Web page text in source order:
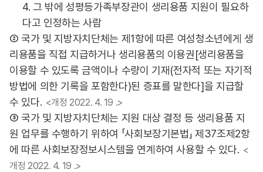
4. 그 밖에 성평등가족부장관이 생리용품 지원이 필요하
다고 인정하는 사람
② 국가 및 지방자치단체는 제1항에 따른 여성청소년에게 생
리용품을 직접 지급하거나 생리용품의 이용권[생리용품을
이용할 수 있도록 금액이나 수량이 기재(전자적 또는 자기적
방법에 의한 기록을 포함한다)된 증표를 말한다]을 지급할
수 있다. <개정 2022. 4. 19 .>
③ 국가 및 지방자치단체는 지원 대상 결정 등 생리용품 지
원 업무를 수행하기 위하여 「사회보장기본법」 제37조제2항
에 따른 사회보장정보시스템을 연계하여 사용할 수 있다. <
개정 2022. 4. 19 .>